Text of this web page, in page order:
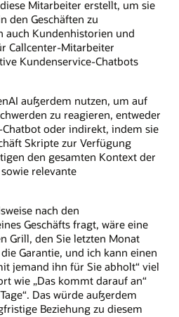
Mitarbeiter erstellt, um sie
den Geschäften zu
auch Kundenhistorien und
Callcenter-Mitarbeiter
Kundenservice-Chatbots
außerdem nutzen, um auf
zu reagieren, entweder
oder indirekt, indem sie
Skripte zur Verfügung
den gesamten Kontext der
relevante
nach den
Geschäfts fragt, wäre eine
Grill, den Sie letzten Monat
Garantie, und ich kann einen
jemand ihn für Sie abholt“ viel
wie „Das kommt darauf an“
Das würde außerdem
Beziehung zu diesem